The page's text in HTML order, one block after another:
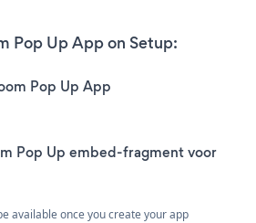
Pop Up App on Setup:
Pop Up App
Pop Up embed-fragment voor
available once you create your app